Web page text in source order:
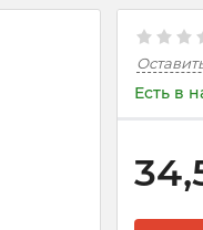
Есть в